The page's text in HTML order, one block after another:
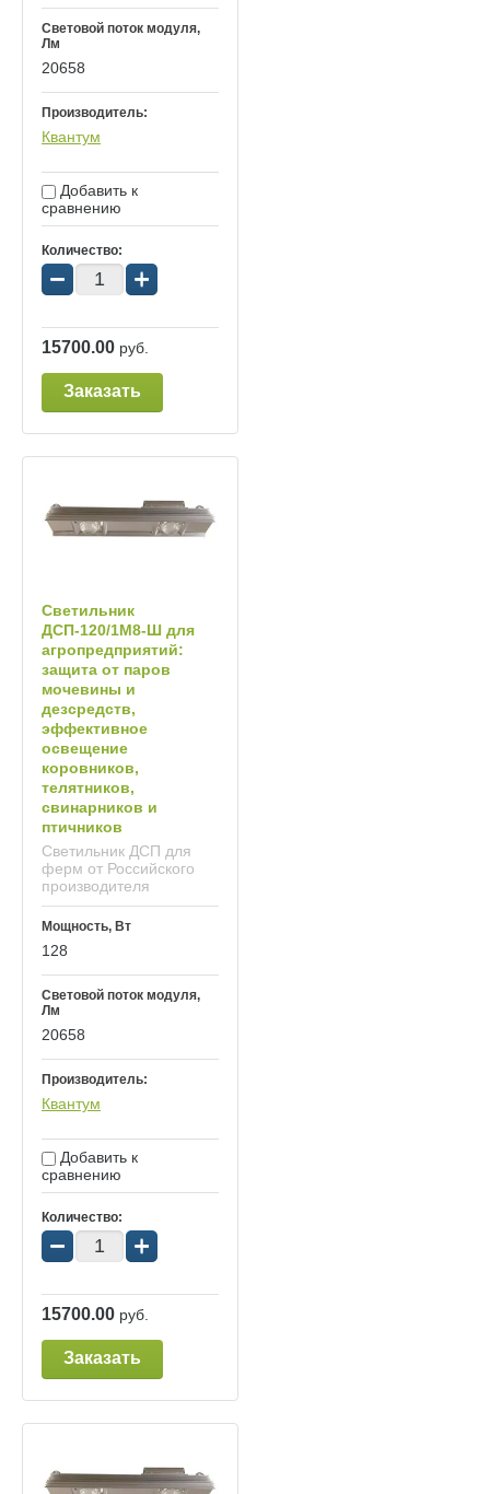
Световой поток модуля,
Лм
20658
Производитель:
Квантум
Добавить к
сравнению
Количество:
− +
15700.00 руб.
Заказать
Светильник
ДСП‑120/1М8‑Ш для
агропредприятий:
защита от паров
мочевины и
дезсредств,
эффективное
освещение
коровников,
телятников,
свинарников и
птичников
Светильник ДСП для
ферм от Российского
производителя
Мощность, Вт
128
Световой поток модуля,
Лм
20658
Производитель:
Квантум
Добавить к
сравнению
Количество:
− +
15700.00 руб.
Заказать